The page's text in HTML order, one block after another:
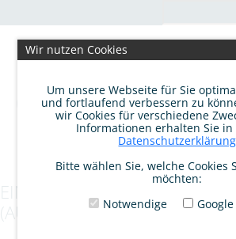
Inhalt
springen
EINZELTERMINE –
(AUSGEBUCHT)
Wir nutzen Cookies
Um unsere Webseite für Sie
und fortlaufend verbessern zu
wir Cookies für verschiedene
Informationen erhalten Sie
Datenschutzerklärung
Bitte wählen Sie, welche Cookies
möchten:
Notwendige